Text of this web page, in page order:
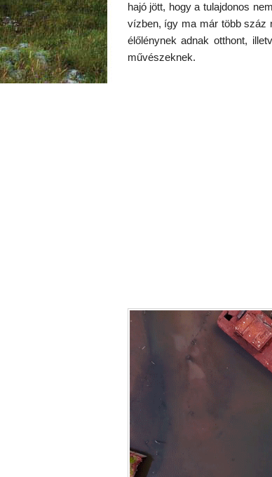
hajó jött, hogy a tulajdonos
vízben, így ma már több száz
élőlénynek adnak otthont,
művészeknek.